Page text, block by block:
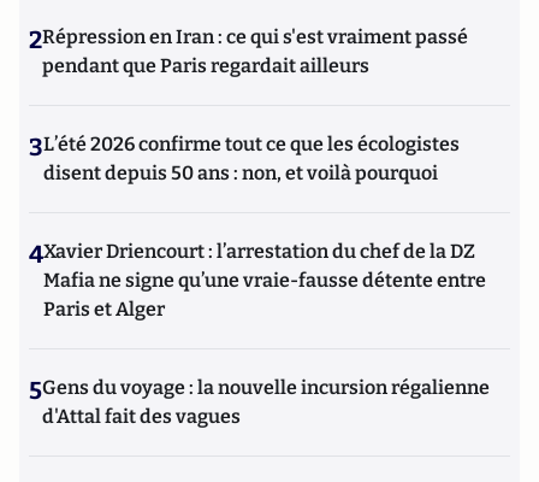
2Répression en Iran : ce qui s'est vraiment passé
pendant que Paris regardait ailleurs
3L’été 2026 confirme tout ce que les écologistes
disent depuis 50 ans : non, et voilà pourquoi
4Xavier Driencourt : l’arrestation du chef de la DZ
Mafia ne signe qu’une vraie-fausse détente entre
Paris et Alger
5Gens du voyage : la nouvelle incursion régalienne
d'Attal fait des vagues